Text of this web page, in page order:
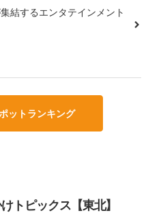
結するエンタテインメント
ットランキング
トピックス【東北】